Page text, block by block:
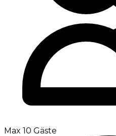
Max 10 Gäste